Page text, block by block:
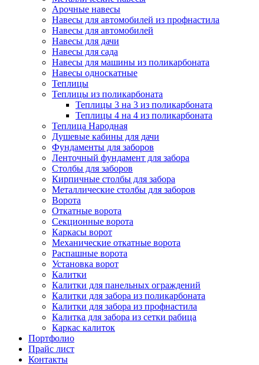
Арочные навесы
Навесы для автомобилей из профнастила
Навесы для автомобилей
Навесы для дачи
Навесы для сада
Навесы для машины из поликарбоната
Навесы односкатные
Теплицы
Теплицы из поликарбоната
Теплицы 3 на 3 из поликарбоната
Теплицы 4 на 4 из поликарбоната
Теплица Народная
Душевые кабины для дачи
Фундаменты для заборов
Ленточный фундамент для забора
Столбы для заборов
Кирпичные столбы для забора
Металлические столбы для заборов
Ворота
Откатные ворота
Секционные ворота
Каркасы ворот
Механические откатные ворота
Распашные ворота
Установка ворот
Калитки
Калитки для панельных ограждений
Калитки для забора из поликарбоната
Калитки для забора из профнастила
Калитка для забора из сетки рабица
Каркас калиток
Портфолио
Прайс лист
Контакты